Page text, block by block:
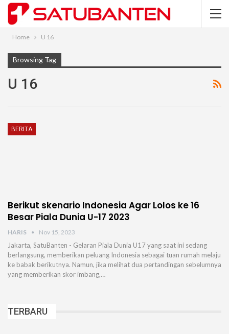
Home U 16
Browsing Tag
U 16
BERITA
Berikut skenario Indonesia Agar Lolos ke 16
Besar Piala Dunia U-17 2023
HARIS Nov 15, 2023
Jakarta, SatuBanten - Gelaran Piala Dunia U17 yang saat ini sedang
berlangsung, memberikan peluang Indonesia sebagai tuan rumah melaju
ke babak berikutnya. Namun, jika melihat dua pertandingan sebelumnya
yang memberikan skor imbang,…
TERBARU